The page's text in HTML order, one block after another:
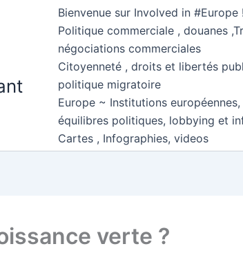
Bienvenue sur Involved in #Europe !
Politique commerciale , douanes
négociations commerciales
Citoyenneté , droits et libertés
politique migratoire
Europe ~ Institutions
équilibres politiques, lobbying et
Cartes , Infographies, videos
verte ?